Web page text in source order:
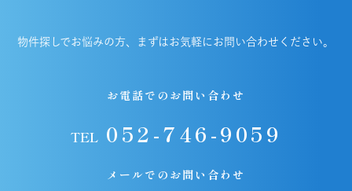
物件探しでお悩みの方、まずはお気軽にお問い合わせください。
お電話でのお問い合わせ
TEL052-746-9059
メールでのお問い合わせ